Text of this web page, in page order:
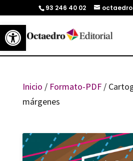
Abrir barra de herramientas
93 246 40 02
Inicio / Formato-PDF/
márgenes